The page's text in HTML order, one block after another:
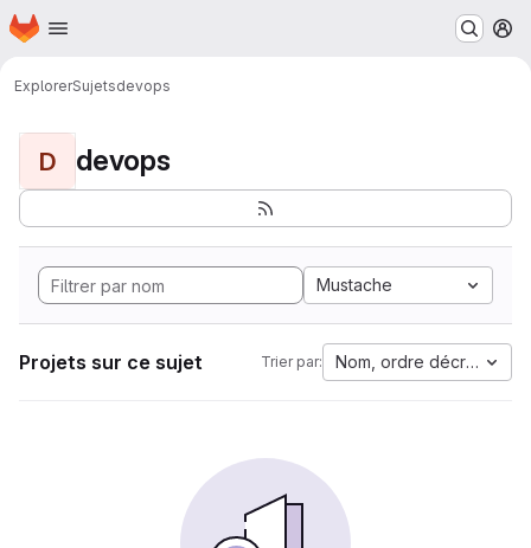
Passer au contenu principal
Page d'accueil
ExplorerSujetsdevops
D devops
Mustache
Projets sur ce sujet Trier par: Nom, ordre décroissant